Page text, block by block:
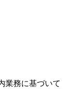
業務に基づいて